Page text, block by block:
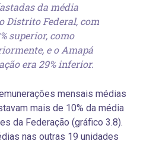
da média
Distrito Federal, com
superior, como
e o Amapá
era 29% inferior.
mensais médias
mais de 10% da média
da Federação (gráfico 3.8).
nas outras 19 unidades